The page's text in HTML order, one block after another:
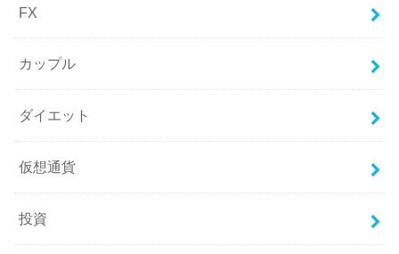
FX
カップル
ダイエット
仮想通貨
投資